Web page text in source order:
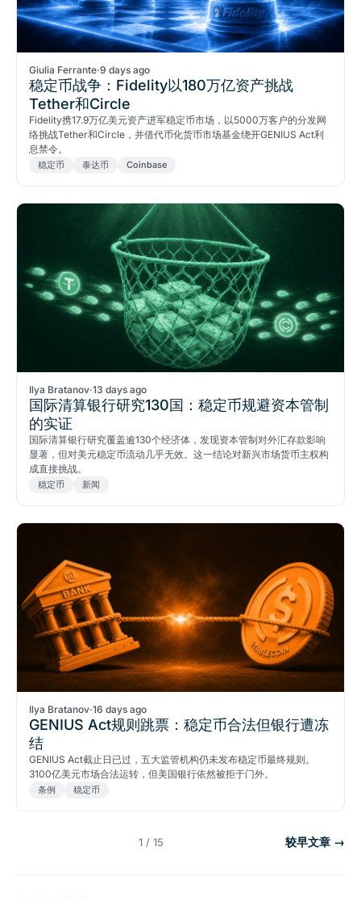
Giulia Ferrante·9 days ago
稳定币战争：Fidelity以180万亿资产挑战
Tether和Circle
Fidelity携17.9万亿美元资产进军稳定币市场，以5000万客户的分发网
络挑战Tether和Circle，并借代币化货币市场基金绕开GENIUS Act利
息禁令。
稳定币 泰达币 Coinbase
Ilya Bratanov·13 days ago
国际清算银行研究130国：稳定币规避资本管制
的实证
国际清算银行研究覆盖逾130个经济体，发现资本管制对外汇存款影响
显著，但对美元稳定币流动几乎无效。这一结论对新兴市场货币主权构
成直接挑战。
稳定币 新闻
Ilya Bratanov·16 days ago
GENIUS Act规则跳票：稳定币合法但银行遭冻
结
GENIUS Act截止日已过，五大监管机构仍未发布稳定币最终规则。
3100亿美元市场合法运转，但美国银行依然被拒于门外。
条例 稳定币
1 / 15 较早文章 →